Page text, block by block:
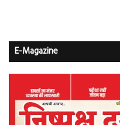
E-Magazine